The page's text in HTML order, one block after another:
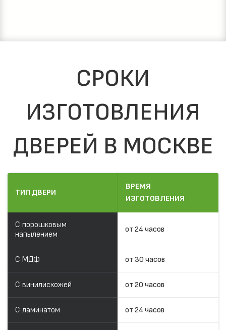
СРОКИ
ИЗГОТОВЛЕНИЯ
ДВЕРЕЙ В МОСКВЕ
ТИП ДВЕРИ
ВРЕМЯ
ИЗГОТОВЛЕНИЯ
С порошковым
напылением
от 24 часов
С МДФ от 30 часов
С винилискожей от 20 часов
С ламинатом от 24 часов